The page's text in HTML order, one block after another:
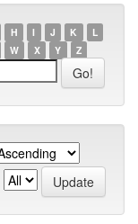
H I J K
L
W X Y Z